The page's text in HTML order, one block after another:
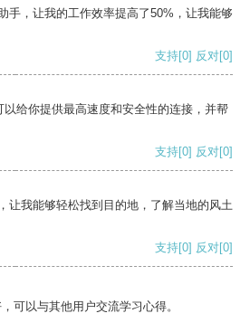
手，让我的工作效率提高了50%，让我能够
支持[0] 反对[0]
给你提供最高速度和安全性的连接，并帮
支持[0] 反对[0]
让我能够轻松找到目的地，了解当地的风土
支持[0] 反对[0]
可以与其他用户交流学习心得。